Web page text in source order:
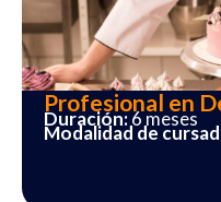
Profesional en
Duración:6 meses
Modalidad de